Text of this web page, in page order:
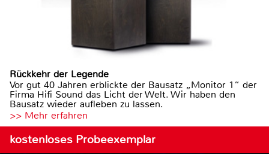
Rückkehr der Legende
Vor gut 40 Jahren erblickte der Bausatz „Monitor 1“ der
Firma Hifi Sound das Licht der Welt. Wir haben den
Bausatz wieder aufleben zu lassen.
>> Mehr erfahren
kostenloses Probeexemplar